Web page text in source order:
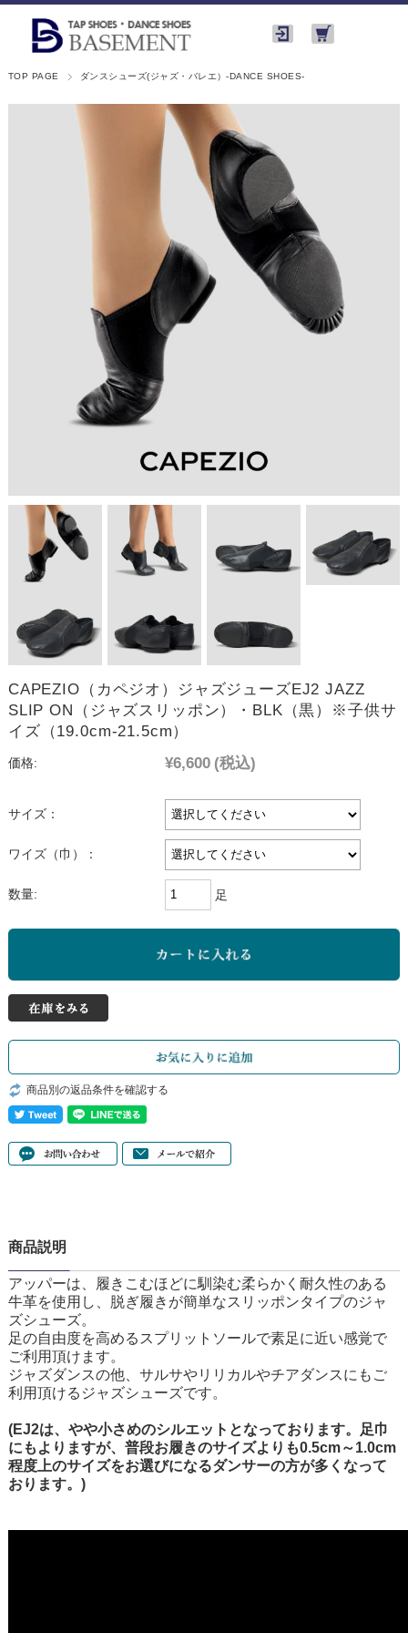
TOP PAGE ダンスシューズ(ジャズ・バレエ）-DANCE SHOES-
CAPEZIO（カペジオ）ジャズジューズEJ2 JAZZ
SLIP ON（ジャズスリッポン）・BLK（黒）※子供サ
イズ（19.0cm-21.5cm）
価格: ¥6,600 (税込)
サイズ：
ワイズ（巾）：
数量: 足
商品別の返品条件を確認する
商品説明
アッパーは、履きこむほどに馴染む柔らかく耐久性のある
牛革を使用し、脱ぎ履きが簡単なスリッポンタイプのジャ
ズシューズ。
足の自由度を高めるスプリットソールで素足に近い感覚で
ご利用頂けます。
ジャズダンスの他、サルサやリリカルやチアダンスにもご
利用頂けるジャズシューズです。
(EJ2は、やや小さめのシルエットとなっております。足巾
にもよりますが、普段お履きのサイズよりも0.5cm～1.0cm
程度上のサイズをお選びになるダンサーの方が多くなって
おります。)